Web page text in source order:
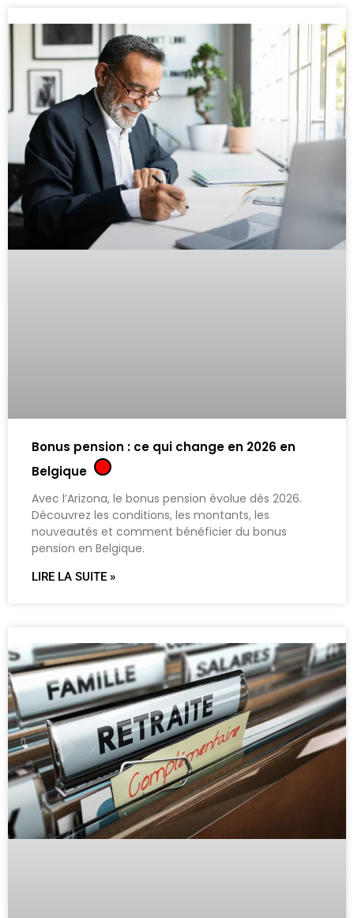
Bonus pension : ce qui change en 2026 en
Belgique
Avec l’Arizona, le bonus pension évolue dès 2026.
Découvrez les conditions, les montants, les
nouveautés et comment bénéficier du bonus
pension en Belgique.
LIRE LA SUITE »